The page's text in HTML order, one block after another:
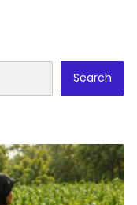
Search